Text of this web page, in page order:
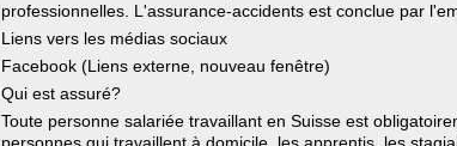
professionnelles. L'assurance-accidents est conclue par
Liens vers les médias sociaux
Facebook (Liens externe, nouveau fenêtre)
Qui est assuré?
Toute personne salariée travaillant en Suisse est